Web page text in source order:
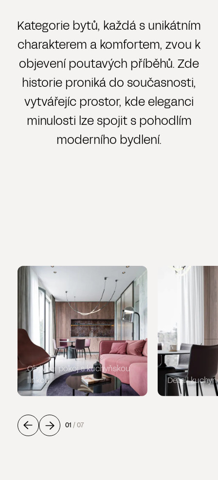
Kategorie bytů, každá s unikátním
charakterem a komfortem, zvou k
objevení poutavých příběhů. Zde
historie proniká do současnosti,
vytvářejíc prostor, kde eleganci
minulosti lze spojit s pohodlím
moderního bydlení.
Obývací pokoj s kuchyňskou
linkou
Detail
01 /07